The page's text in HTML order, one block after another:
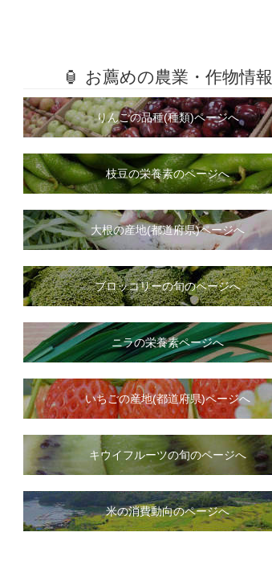
🏮 お薦めの農業・作物情報
りんごの品種(種類)ページへ
枝豆の栄養素のページへ
大根の産地(都道府県)ページへ
ブロッコリーの旬のページへ
ニラの栄養素ページへ
いちごの産地(都道府県)ページへ
キウイフルーツの旬のページへ
米の消費動向のページへ